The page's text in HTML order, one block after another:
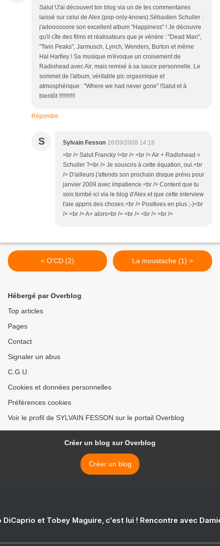
Salut !J'ai découvert ton blog via un de tes commentaires
laissé sur celui de Alex (pop-only-knows).Sébastien Schuller :
j'adoooooore son excellent album "Happiness" ! Je découvre
qu'il cîte des films et réalisateurs que je vénère : "Dead Man",
"Twin Peaks", Jarmusch, Lynch, Wenders, Burton et même
Hal Hartley ! Sa musique m'évoque un croisement de
Radiohead avec Air, mais remixé à sa sauce personnelle. Le
sommet de l'album, véritable pic orgasmique et
atmosphérique : "Where we had never gone" !Salut et à
bientôt !!!!!!!!!!!
Répondre
S Sylvain Fesson 26/09/2008 14:18
<br /> Salut Francky !<br /> <br /> Air + Radiohead =
Schuller ?<br /> Je souscris à cette équation, oui.<br
/> D'ailleurs j'attends son prochain disque prévu pour
janvier 2009 avec impatience.<br /> Content que tu
sois tombé ici via le blog d'Alex et que cette interview
t'aie appris des choses.<br /> Positives en plus ;-)<br
/> <br /> A+ alors<br /> <br /> <br /> <br />
< O'CD (2) La moustache (1) >
Hébergé par Overblog
Top articles
Pages
Contact
Signaler un abus
C.G.U.
Cookies et données personnelles
Préférences cookies
Voir le profil de SYLVAIN FESSON sur le portail Overblog
Créer un blog sur Overblog
Créer un blog
DiCaprio et Tobey Maguire, c'est lui ! Rencontre avec